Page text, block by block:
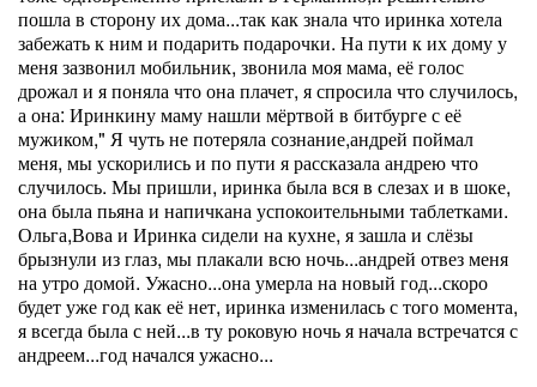
пошла в сторону их дома...так как знала что иринка хотела
забежать к ним и подарить подарочки. На пути к их дому у
меня зазвонил мобильник, звонила моя мама, её голос
дрожал и я поняла что она плачет, я спросила что случилось,
а она: Иринкину маму нашли мёртвой в битбурге с её
мужиком," Я чуть не потеряла сознание,андрей поймал
меня, мы ускорились и по пути я рассказала андрею что
случилось. Мы пришли, иринка была вся в слезах и в шоке,
она была пьяна и напичкана успокоительными таблетками.
Ольга,Вова и Иринка сидели на кухне, я зашла и слёзы
брызнули из глаз, мы плакали всю ночь...андрей отвез меня
на утро домой. Ужасно...она умерла на новый год...скоро
будет уже год как её нет, иринка изменилась с того момента,
я всегда была с ней...в ту роковую ночь я начала встречатся с
андреем...год начался ужасно...